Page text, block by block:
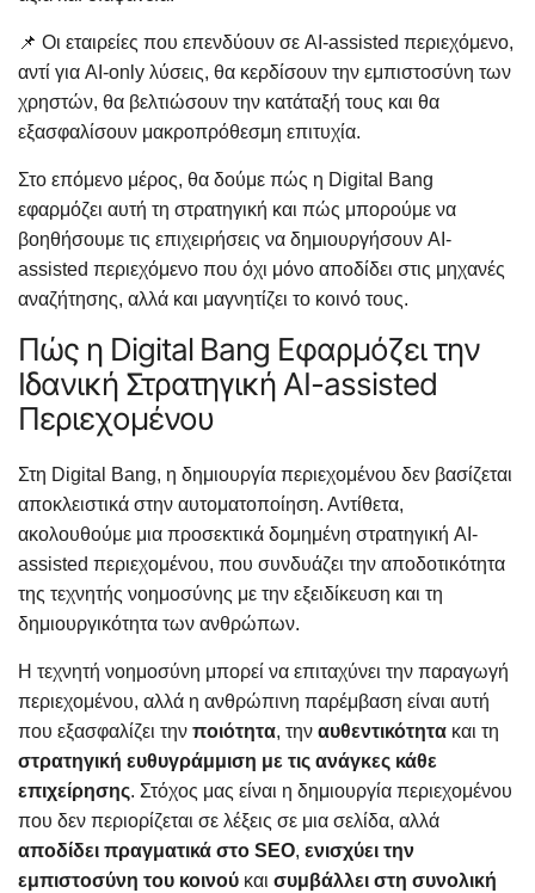
📌 Οι εταιρείες που επενδύουν σε AI-assisted περιεχόμενο,
αντί για AI-only λύσεις, θα κερδίσουν την εμπιστοσύνη των
χρηστών, θα βελτιώσουν την κατάταξή τους και θα
εξασφαλίσουν μακροπρόθεσμη επιτυχία.
Στο επόμενο μέρος, θα δούμε πώς η Digital Bang
εφαρμόζει αυτή τη στρατηγική και πώς μπορούμε να
βοηθήσουμε τις επιχειρήσεις να δημιουργήσουν AI-
assisted περιεχόμενο που όχι μόνο αποδίδει στις μηχανές
αναζήτησης, αλλά και μαγνητίζει το κοινό τους.
Πώς η Digital Bang Εφαρμόζει την
Ιδανική Στρατηγική AI-assisted
Περιεχομένου
Στη Digital Bang, η δημιουργία περιεχομένου δεν βασίζεται
αποκλειστικά στην αυτοματοποίηση. Αντίθετα,
ακολουθούμε μια προσεκτικά δομημένη στρατηγική AI-
assisted περιεχομένου, που συνδυάζει την αποδοτικότητα
της τεχνητής νοημοσύνης με την εξειδίκευση και τη
δημιουργικότητα των ανθρώπων.
Η τεχνητή νοημοσύνη μπορεί να επιταχύνει την παραγωγή
περιεχομένου, αλλά η ανθρώπινη παρέμβαση είναι αυτή
που εξασφαλίζει την ποιότητα, την αυθεντικότητα και τη
στρατηγική ευθυγράμμιση με τις ανάγκες κάθε
επιχείρησης. Στόχος μας είναι η δημιουργία περιεχομένου
που δεν περιορίζεται σε λέξεις σε μια σελίδα, αλλά
αποδίδει πραγματικά στο SEO, ενισχύει την
εμπιστοσύνη του κοινού και συμβάλλει στη συνολική